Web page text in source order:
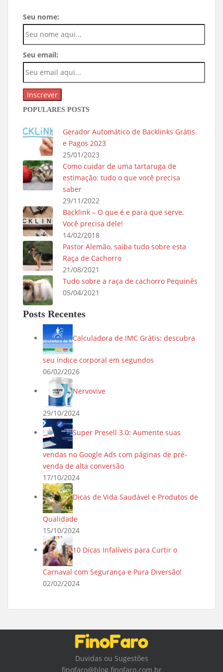
Seu nome:
Seu email:
POPULARES POSTS
Gerador Automático de Backlinks Grátis
e Pagos 2023
25/01/2023
Como cuidar de uma tartaruga de
estimação: tudo o que você precisa
saber
29/11/2022
Backlink – O que é e para que serve.
Você precisa dele!
14/02/2018
Pastor Alemão, saiba tudo sobre esta
Raça de Cachorro
21/08/2021
Tudo sobre a raça de cachorro Pequinês
05/04/2021
Posts Recentes
Calculadora de IMC Grátis: descubra
seu índice corporal em segundos
06/02/2026
Nervovive
29/10/2024
Super Presell 3.0: Aumente suas
vendas no Google Ads com páginas de pré-
venda de alta conversão
17/10/2024
Dicas de Vida Saudável e Produtos de
Qualidade
15/10/2024
10 Dicas Infalíveis para Curtir o
Carnaval com Segurança e Pura Diversão!
02/02/2024
Duvidas ou Sugestões
finofaro@blog.finofaro.com.br